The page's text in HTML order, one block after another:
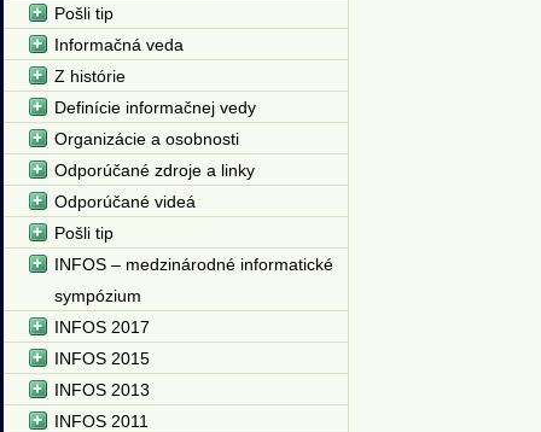
Pošli tip
Informačná veda
Z histórie
Definície informačnej vedy
Organizácie a osobnosti
Odporúčané zdroje a linky
Odporúčané videá
Pošli tip
INFOS – medzinárodné informatické
sympózium
INFOS 2017
INFOS 2015
INFOS 2013
INFOS 2011